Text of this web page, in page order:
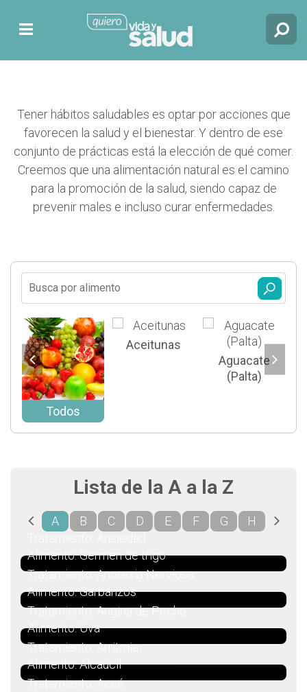
Tener hábitos saludables es optar por acciones que
favorecen la salud y el bienestar. Y dentro de ese
conjunto de prácticas está la elección de qué comer.
Creemos que una alimentación natural es el camino
para la promoción de la salud, siendo capaz de
prevenir males e incluso curar enfermedades.
Todos
Aceitunas
Aguacate
(Palta)
Lista de la A a la Z
A B C D E F G H I
Alimento: Germen de trigo
Tratamiento: Anorexia Nerviosa
Alimento: Garbanzos
Tratamiento: Angina de Pecho
Alimento: Uva
Tratamiento: Arritmia
Alimento: Alcaucil
Tratamiento: Acné